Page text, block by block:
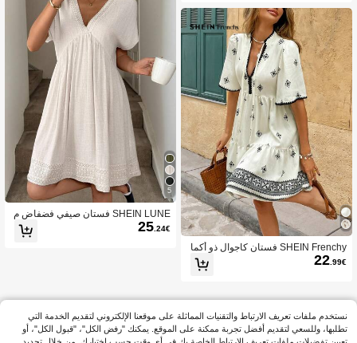
SHEIN Frenchy فستان كاجوال ذو أكما
م بكشكشة وطبعات زهرية للنساء للمنا
22.99€
5
SHEIN LUNE فستان صيفي فضفاض م
ن الكتان للسيدات , لون بيج , مناسب لمه
25.24€
نستخدم ملفات تعريف الارتباط والتقنيات المماثلة على موقعنا الإلكتروني لتقديم الخدمة التي
تطلبها، وللسعي لتقديم أفضل تجربة ممكنة على الموقع. يمكنك "رفض الكل"، "قبول الكل"، أو